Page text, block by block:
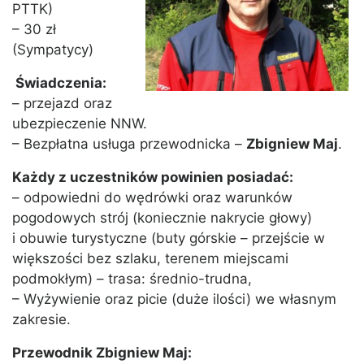
PTTK)
– 30 zł
(Sympatycy)
Świadczenia:
– przejazd oraz
ubezpieczenie NNW.
– Bezpłatna usługa przewodnicka – Zbigniew Maj.
Każdy z uczestników powinien posiadać:
– odpowiedni do wędrówki oraz warunków
pogodowych strój (koniecznie nakrycie głowy)
i obuwie turystyczne (buty górskie – przejście w
większości bez szlaku, terenem miejscami
podmokłym) – trasa: średnio-trudna,
– Wyżywienie oraz picie (duże ilości) we własnym
zakresie.
Przewodnik Zbigniew Maj: